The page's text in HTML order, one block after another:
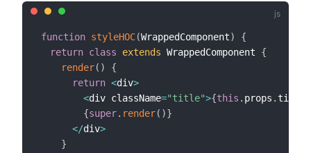
function styleHOC(WrappedComponent)
{
return class extends WrappedComponent {
render( )
{
return <div>
<div className="title">{this . props . title
{super. render( )}
</div>
}